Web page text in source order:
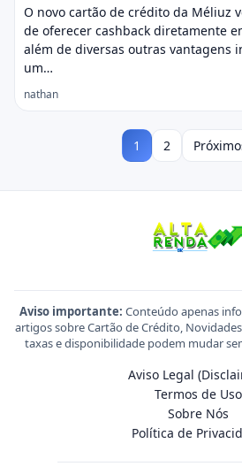
O novo cartão de crédito da Méliuz
de oferecer cashback diretamente
além de diversas outras vantagens
um…
nathan
1 2
Aviso importante: Conteúdo apenas
artigos sobre Cartão de Crédito,
taxas e disponibilidade podem mudar
Aviso Legal
Termos de Uso
Sobre Nós
Política de